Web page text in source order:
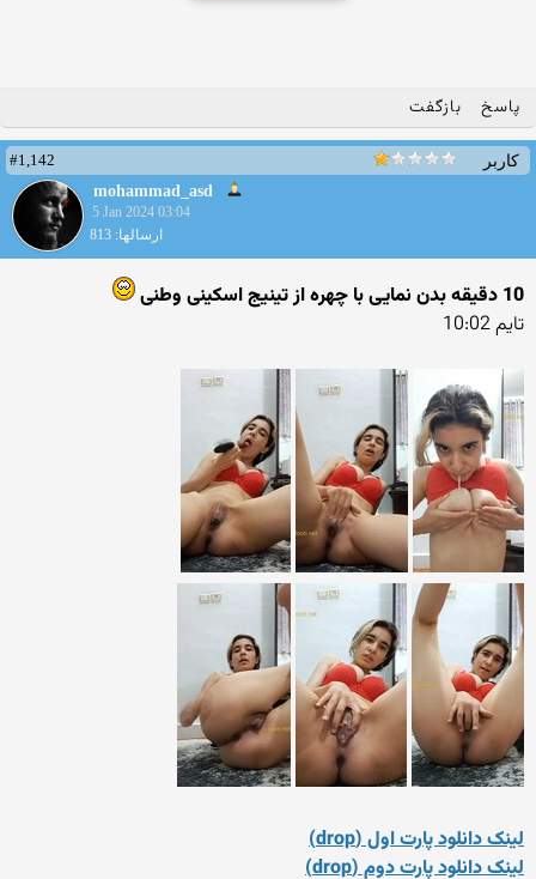
پاسخ بازگفت
کاربر
#1,142
mohammad_asd
5 Jan 2024 03:04
ارسالها: 813
10 دقیقه بدن نمایی با چهره از تینیج اسکینی وطنی
تایم 10:02
لینک دانلود پارت اول (drop)
لینک دانلود پارت دوم (drop)